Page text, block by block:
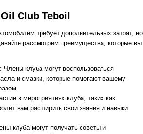
Club Teboil
требует дополнительных затрат, но
рассмотрим преимущества, которые вы
Члены клуба могут воспользоваться
и смазки, которые помогают вашему
в мероприятиях клуба, таких как
вам расширить свои знания и навыки
клуба могут получать советы и